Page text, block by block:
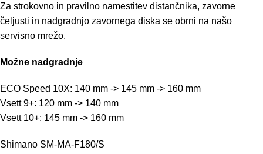
Za strokovno in pravilno namestitev distančnika, zavorne
čeljusti in nadgradnjo zavornega diska se obrni na našo
servisno mrežo.
Možne nadgradnje
ECO Speed 10X: 140 mm -> 145 mm -> 160 mm
Vsett 9+: 120 mm -> 140 mm
Vsett 10+: 145 mm -> 160 mm
Shimano SM-MA-F180/S